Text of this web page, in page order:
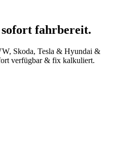
fahrbereit.
Skoda, Tesla & Hyundai &
verfügbar & fix kalkuliert.